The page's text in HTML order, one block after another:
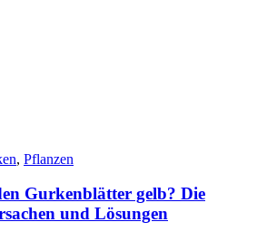
, Pflanzen
Gurkenblätter gelb? Die
und Lösungen